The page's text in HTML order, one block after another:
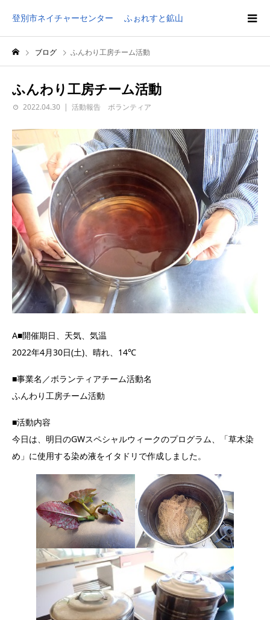
登別市ネイチャーセンター ふぉれすと鉱山
ブログ ふんわり工房チーム活動
ふんわり工房チーム活動
2022.04.30 活動報告 ボランティア
A■開催期日、天気、気温
2022年4月30日(土)、晴れ、14℃
■事業名／ボランティアチーム活動名
ふんわり工房チーム活動
■活動内容
今日は、明日のGWスペシャルウィークのプログラム、「草木染
め」に使用する染め液をイタドリで作成しました。